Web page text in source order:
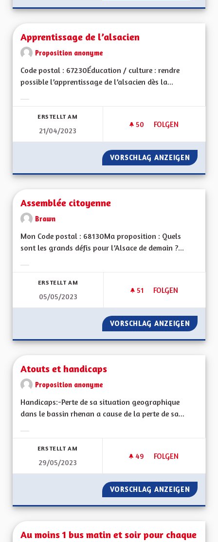
Apprentissage de l’alsacien
Proposition anonyme
Code postal : 67230Éducation / culture : rendre
possible l’apprentissage de l’alsacien dès la...
ERSTELLT AM
21/04/2023
50 50 FOLLOWER
FOLGEN
APPRENTISSAGE
VORSCHLAG ANZEIGEN
Assemblée citoyenne
Brawn
Mon Code postal : 68130Ma proposition : Quels
sont les grands défis pour l’Alsace de demain ?...
ERSTELLT AM
05/05/2023
51 51 FOLLOWER
FOLGEN
ASSEMBLÉE
VORSCHLAG ANZEIGEN
Atouts et handicaps
Proposition anonyme
Handicaps:-Perte de sa situation geographique
dans le bassin rhenan a cause de la perte de sa...
ERSTELLT AM
29/05/2023
49 49 FOLLOWER
FOLGEN
ATOUTS ET
VORSCHLAG ANZEIGEN
Au moins 1 bus matin et soir pour chaque